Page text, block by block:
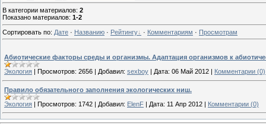
В категории материалов: 2
Показано материалов: 1-2
Сортировать по: Дате · Названию · Рейтингу · Комментариям · Просмотрам
Абиотические факторы среды и организмы. Адаптация организмов к
Экология
Просмотров: 2656 Добавил: sexboy Дата: 06 Май 2012 Комментарии (0)
Правило обязательного заполнения экологических ниш.
Экология | Просмотров: 1742 | Добавил: ElenF | Дата: 11 Апр 2012 | Комментарии (0)